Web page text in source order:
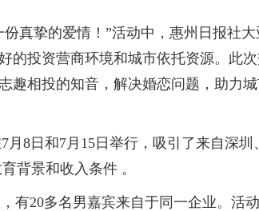
挚的爱情！”活动中，惠州日报社
投资营商环境和城市依托资源。此
趣相投的知音，解决婚恋问题，助力
8日和7月15日举行，吸引了来自深圳
背景和收入条件 。
20多名男嘉宾来自于同一企业。活